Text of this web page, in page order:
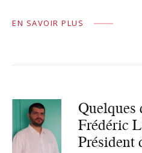
EN SAVOIR PLUS
Frédéric